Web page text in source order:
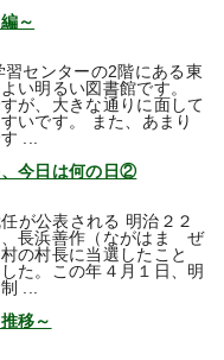
～
センターの2階にある東
い明るい図書館です。
が、大きな通りに面して
いです。 また、あまり
...
今日は何の日②
が公表される 明治２２
長浜善作（ながはま ぜ
の村長に当選したこと
た。この年４月１日、明
...
移～